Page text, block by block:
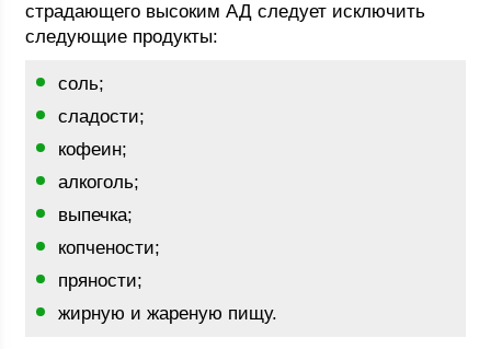
страдающего высоким АД следует исключить
следующие продукты:
соль;
сладости;
кофеин;
алкоголь;
выпечка;
копчености;
пряности;
жирную и жареную пищу.